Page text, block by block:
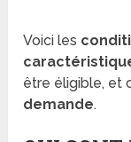
Voici les
être éligible, et
demande.